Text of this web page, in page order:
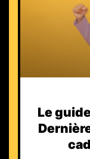
Le